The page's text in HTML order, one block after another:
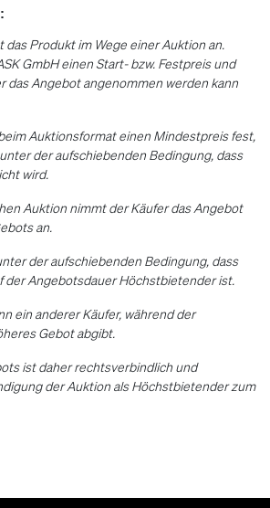
das Produkt im Wege einer Auktion an.
GmbH einen Start- bzw. Festpreis und
das Angebot angenommen werden kann
Auktionsformat einen Mindestpreis fest,
der aufschiebenden Bedingung, dass
wird.
Auktion nimmt der Käufer das Angebot
an.
der aufschiebenden Bedingung, dass
der Angebotsdauer Höchstbietender ist.
ein anderer Käufer, während der
Gebot abgibt.
ist daher rechtsverbindlich und
der Auktion als Höchstbietender zum